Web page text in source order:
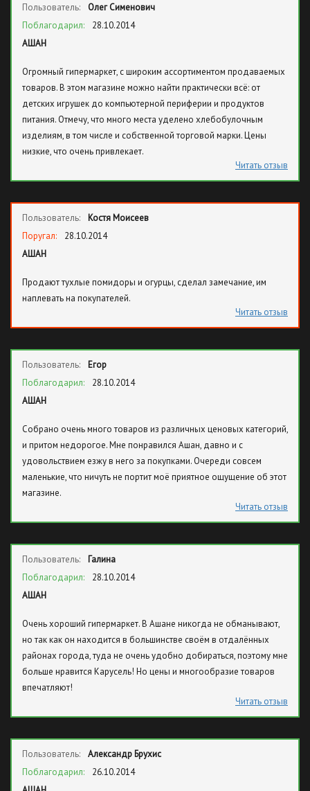
Пользователь:
Олег Сименович
Поблагодарил:
28.10.2014
АШАН
Огромный гипермаркет, с широким ассортиментом продаваемых
товаров. В этом магазине можно найти практически всё: от
детских игрушек до компьютерной периферии и продуктов
питания. Отмечу, что много места уделено хлебобулочным
изделиям, в том числе и собственной торговой марки. Цены
низкие, что очень привлекает.
Читать отзыв
Пользователь:
Костя Моисеев
Поругал:
28.10.2014
АШАН
Продают тухлые помидоры и огурцы, сделал замечание, им
наплевать на покупателей.
Читать отзыв
Пользователь:
Егор
Поблагодарил:
28.10.2014
АШАН
Собрано очень много товаров из различных ценовых категорий,
и притом недорогое. Мне понравился Ашан, давно и с
удовольствием езжу в него за покупками. Очереди совсем
маленькие, что ничуть не портит моё приятное ощущение об этот
магазине.
Читать отзыв
Пользователь:
Галина
Поблагодарил:
28.10.2014
АШАН
Очень хороший гипермаркет. В Ашане никогда не обманывают,
но так как он находится в большинстве своём в отдалённых
районах города, туда не очень удобно добираться, поэтому мне
больше нравится Карусель! Но цены и многообразие товаров
впечатляют!
Читать отзыв
Пользователь:
Александр Брухис
Поблагодарил:
26.10.2014